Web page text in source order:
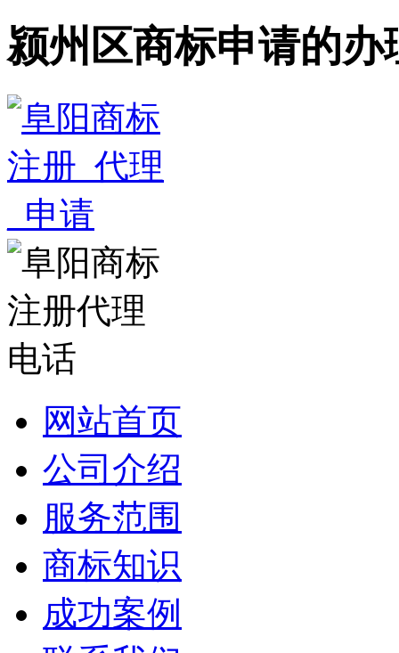
颍州区商标申请的办
网站首页
公司介绍
服务范围
商标知识
成功案例